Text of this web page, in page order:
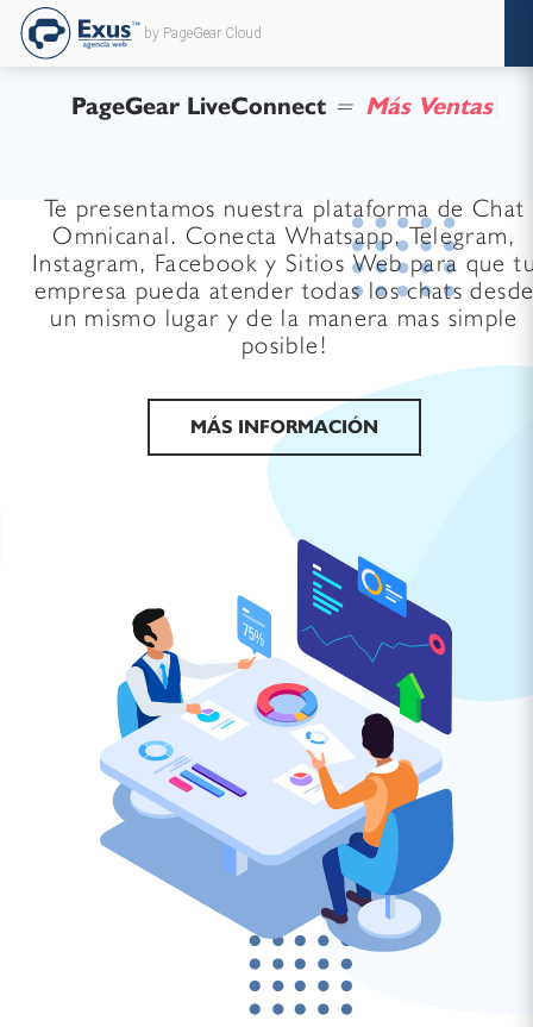
by PageGear Cloud
PageGear LiveConnect = Más Ventas
Te presentamos nuestra plataforma de Chat
Omnicanal. Conecta Whatsapp, Telegram,
Instagram, Facebook y Sitios Web para que
empresa pueda atender todas los chats
un mismo lugar y de la manera mas simple
posible!
MÁS INFORMACIÓN